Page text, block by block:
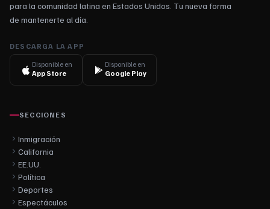
para la comunidad latina en Estados Unidos. Tu nueva forma
de mantenerte al día.
DESCARGA LA APP
Disponible en
App Store
Disponible en
Google Play
SECCIONES
Inmigración
California
EE.UU.
Política
Deportes
Espectáculos